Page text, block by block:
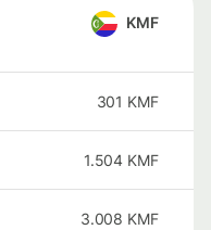
KMF
301 KMF
1.504 KMF
3.008 KMF